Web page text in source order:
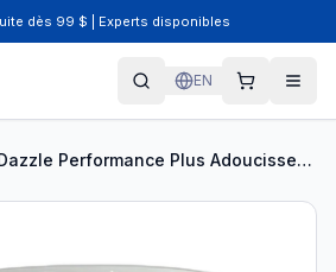
dès 99 $ | Experts disponibles
EN
Dazzle Performance Plus Adoucisseur d'eau 8kg DAZ05001